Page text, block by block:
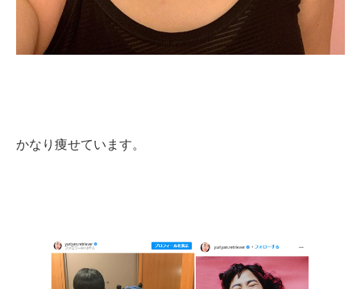
かなり痩せています。